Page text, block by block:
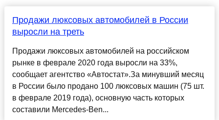
Продажи люксовых автомобилей в России
выросли на треть
Продажи люксовых автомобилей на российском
рынке в феврале 2020 года выросли на 33%,
сообщает агентство «Автостат».За минувший месяц
в России было продано 100 люксовых машин (75 шт.
в феврале 2019 года), основную часть которых
составили Mercedes-Ben...